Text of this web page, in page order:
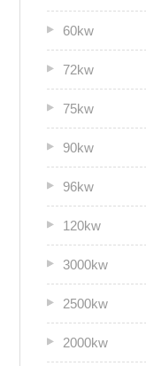
60kw
72kw
75kw
90kw
96kw
120kw
3000kw
2500kw
2000kw